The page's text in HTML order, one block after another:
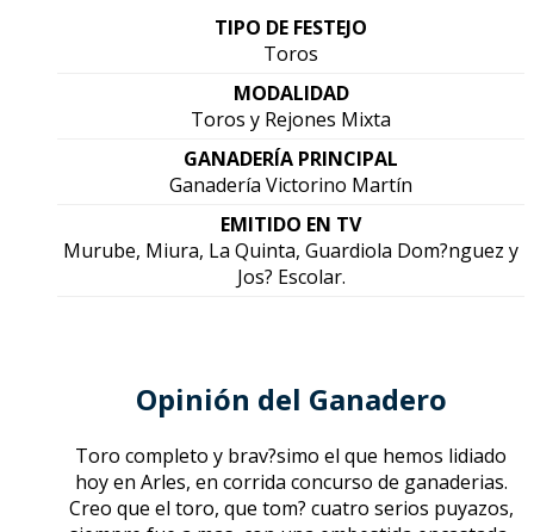
TIPO DE FESTEJO
Toros
MODALIDAD
Toros y Rejones Mixta
GANADERÍA PRINCIPAL
Ganadería Victorino Martín
EMITIDO EN TV
Murube, Miura, La Quinta, Guardiola Dom?nguez y
Jos? Escolar.
Opinión del Ganadero
Toro completo y brav?simo el que hemos lidiado
hoy en Arles, en corrida concurso de ganaderias.
Creo que el toro, que tom? cuatro serios puyazos,